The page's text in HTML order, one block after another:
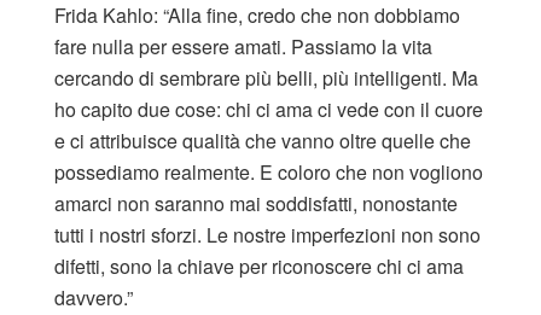
Frida Kahlo: “Alla fine, credo che non dobbiamo
fare nulla per essere amati. Passiamo la vita
cercando di sembrare più belli, più intelligenti. Ma
ho capito due cose: chi ci ama ci vede con il cuore
e ci attribuisce qualità che vanno oltre quelle che
possediamo realmente. E coloro che non vogliono
amarci non saranno mai soddisfatti, nonostante
tutti i nostri sforzi. Le nostre imperfezioni non sono
difetti, sono la chiave per riconoscere chi ci ama
davvero.”